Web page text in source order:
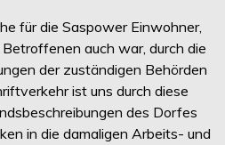
für die Saspower Einwohner,
auch war, durch die
der zuständigen Behörden
ist uns durch diese
des Dorfes
in die damaligen Arbeits- und